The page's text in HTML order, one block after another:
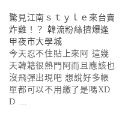
驚見江南ｓｔｙｌｅ來台賣
炸雞！？ 韓流粉絲擠爆逢
甲夜市大學城
今天忍不住貼上來阿 這幾
天韓籍很熱門阿而且應該也
沒飛彈出現吧 想說好多帳
單都可以不用繳了是嗎XD
D …